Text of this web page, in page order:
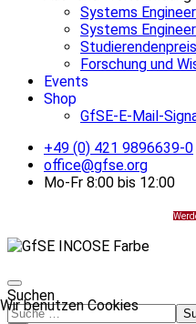
Systems
Systems
Studierendenpreis
Forschung und
Events
Shop
GfSE-E-Mail-
+49 (0) 421 9896639-0
office@gfse.org
Mo-Fr 8:00 bis 12:00
Wir benutzen Cookies
Suchen